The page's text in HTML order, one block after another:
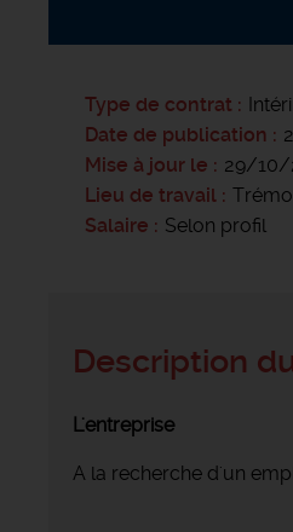
Type de contrat
Date de publication
Mise à jour le
29/10/
Lieu de travail
Salaire
Selon profil
Description
L'entreprise
A la recherche d'un